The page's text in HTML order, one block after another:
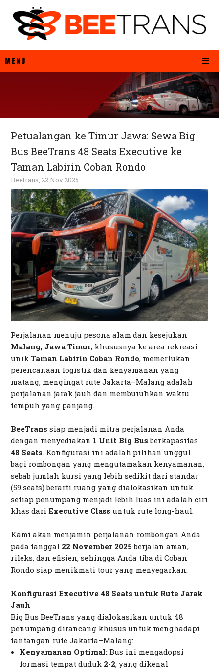
MENU
Petualangan ke Timur Jawa: Sewa Big
Bus BeeTrans 48 Seats Executive ke
Taman Labirin Coban Rondo
Beetrans, 22 Nov 2025
Perjalanan menuju pesona alam dan kesejukan
Malang, Jawa Timur, khususnya ke area rekreasi
unikTaman Labirin Coban Rondo, memerlukan
perencanaan logistik dan kenyamanan yang
matang, mengingat rute Jakarta–Malang adalah
perjalanan jarak jauh dan membutuhkan waktu
tempuh yang panjang.
BeeTrans siap menjadi mitra perjalanan Anda
dengan menyediakan 1 Unit Big Bus berkapasitas
48 Seats. Konfigurasi ini adalah pilihan unggul
bagi rombongan yang mengutamakan kenyamanan,
sebab jumlah kursi yang lebih sedikit dari standar
(59seats) berarti ruang yang dialokasikan untuk
setiap penumpang menjadi lebih luas ini adalah ciri
khas dariExecutive Class untuk rute long-haul.
Kami akan menjamin perjalanan rombongan Anda
pada tanggal 22 November 2025 berjalan aman,
rileks, dan efisien, sehingga Anda tiba di Coban
Rondo siap menikmati tour yang menyegarkan.
Konfigurasi Executive 48 Seats untuk Rute Jarak
Jauh
Big Bus BeeTrans yang dialokasikan untuk 48
penumpang dirancang khusus untuk menghadapi
tantangan rute Jakarta–Malang:
Kenyamanan Optimal: Bus ini mengadopsi
formasi tempat duduk 2-2, yang dikenal